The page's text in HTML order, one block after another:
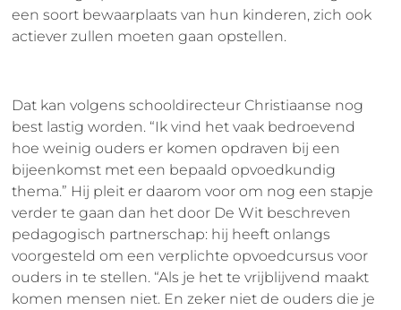
een soort bewaarplaats van hun kinderen, zich ook
actiever zullen moeten gaan opstellen.
Dat kan volgens schooldirecteur Christiaanse nog
best lastig worden. “Ik vind het vaak bedroevend
hoe weinig ouders er komen opdraven bij een
bijeenkomst met een bepaald opvoedkundig
thema.” Hij pleit er daarom voor om nog een stapje
verder te gaan dan het door De Wit beschreven
pedagogisch partnerschap: hij heeft onlangs
voorgesteld om een verplichte opvoedcursus voor
ouders in te stellen. “Als je het te vrijblijvend maakt
komen mensen niet. En zeker niet de ouders die je